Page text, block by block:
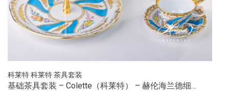
科莱特科莱特茶具套装
基础茶具套装 – Colette（科莱特） – 赫伦海兰德细…